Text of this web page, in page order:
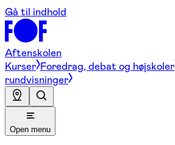
Gå til indhold
Aftenskolen
Kurser Foredrag, debat og højskoler
rundvisninger
Open menu